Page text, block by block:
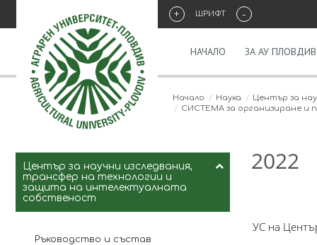
+ ШРИФТ -
НАЧАЛО ЗА АУ ПЛОВДИВ
Начало Наука
Център за
СИСТЕМА за организиране и
Център за научни изследвания,
трансфер на технологии и
защита на интелектуалната
собственост
Ръководство и състав
2022
УС на